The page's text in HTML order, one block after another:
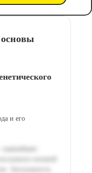
основы
и его